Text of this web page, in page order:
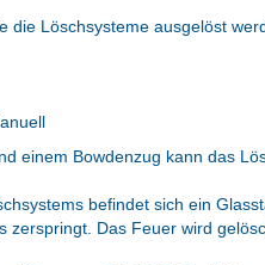
die Löschsysteme ausgelöst
einem Bowdenzug kann das
befindet sich ein
zerspringt. Das Feuer wird